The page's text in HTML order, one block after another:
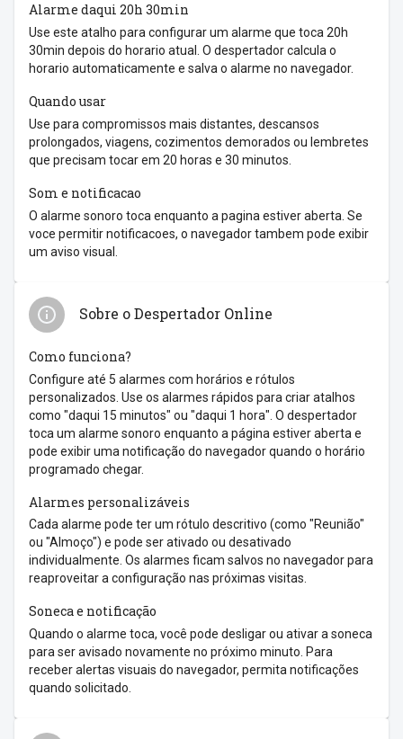
Alarme daqui 20h 30min
Use este atalho para configurar um alarme que toca 20h
30min depois do horario atual. O despertador calcula o
horario automaticamente e salva o alarme no navegador.
Quando usar
Use para compromissos mais distantes, descansos
prolongados, viagens, cozimentos demorados ou lembretes
que precisam tocar em 20 horas e 30 minutos.
Som e notificacao
O alarme sonoro toca enquanto a pagina estiver aberta. Se
voce permitir notificacoes, o navegador tambem pode exibir
um aviso visual.
Sobre o Despertador Online
Como funciona?
Configure até 5 alarmes com horários e rótulos
personalizados. Use os alarmes rápidos para criar atalhos
como "daqui 15 minutos" ou "daqui 1 hora". O despertador
toca um alarme sonoro enquanto a página estiver aberta e
pode exibir uma notificação do navegador quando o horário
programado chegar.
Alarmes personalizáveis
Cada alarme pode ter um rótulo descritivo (como "Reunião"
ou "Almoço") e pode ser ativado ou desativado
individualmente. Os alarmes ficam salvos no navegador para
reaproveitar a configuração nas próximas visitas.
Soneca e notificação
Quando o alarme toca, você pode desligar ou ativar a soneca
para ser avisado novamente no próximo minuto. Para
receber alertas visuais do navegador, permita notificações
quando solicitado.